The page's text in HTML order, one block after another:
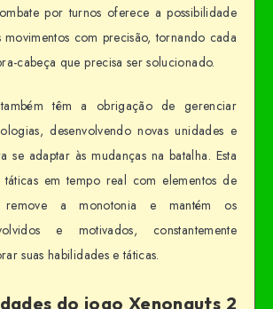
por turnos oferece a possibilidade
movimentos com precisão, tornando cada
cabeça que precisa ser solucionado.
têm a obrigação de gerenciar
desenvolvendo novas unidades e
se adaptar às mudanças na batalha. Esta
em tempo real com elementos de
remove a monotonia e mantém os
e motivados, constantemente
suas habilidades e táticas.
do jogo Xenonauts 2